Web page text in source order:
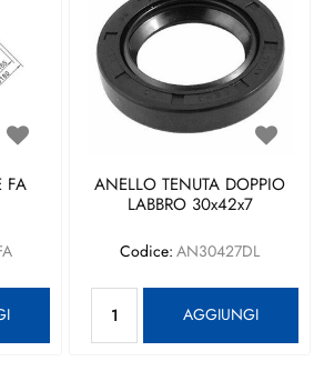
FA
ANELLO TENUTA DOPPIO
LABBRO 30x42x7
Codice: AN30427DL
AGGIUNGI